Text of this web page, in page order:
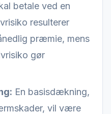
betale ved en
resulterer
præmie, mens
gør
En basisdækning,
vil være